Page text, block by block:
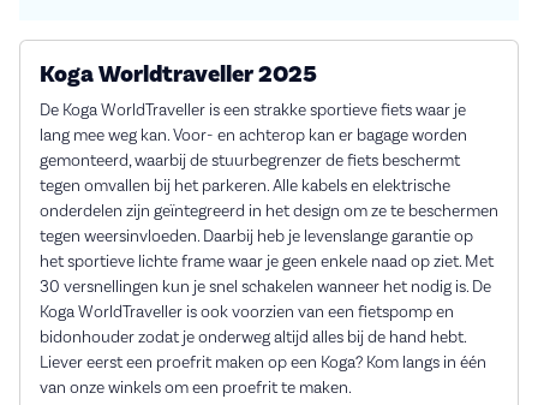
Koga Worldtraveller 2025
De Koga WorldTraveller is een strakke sportieve fiets waar je
lang mee weg kan. Voor- en achterop kan er bagage worden
gemonteerd, waarbij de stuurbegrenzer de fiets beschermt
tegen omvallen bij het parkeren. Alle kabels en elektrische
onderdelen zijn geïntegreerd in het design om ze te beschermen
tegen weersinvloeden. Daarbij heb je levenslange garantie op
het sportieve lichte frame waar je geen enkele naad op ziet. Met
30 versnellingen kun je snel schakelen wanneer het nodig is. De
Koga WorldTraveller is ook voorzien van een fietspomp en
bidonhouder zodat je onderweg altijd alles bij de hand hebt.
Liever eerst een proefrit maken op een Koga? Kom langs in één
van onze winkels om een proefrit te maken.